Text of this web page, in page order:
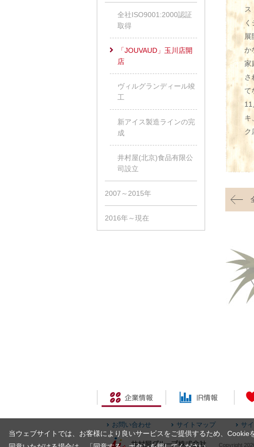
当ウェブサイトでは、お客様により良いサービスをご提供するため、Cookie
ス
展
か
家
さ
て
11
キ
ク
全社ISO9001:2000認証
取得
「JOUVAUD」玉川店開
店
ヴィルグランディール竣
工
新アイス製造ラインの完
成
井村屋(北京)食品有限公
司設立
2007～2015年
2016年～現在
お問い合わせ サイトマップ サ
Copyright